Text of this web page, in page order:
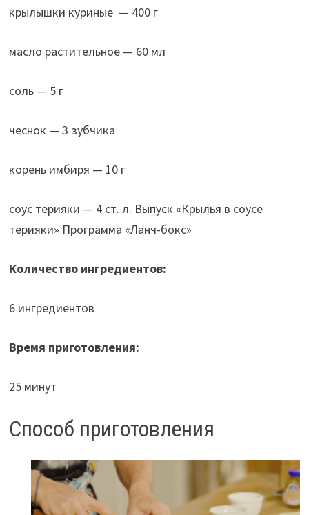
крылышки куриные — 400 г
масло растительное — 60 мл
соль — 5 г
чеснок — 3 зубчика
корень имбиря — 10 г
соус терияки — 4 ст. л. Выпуск «Крылья в соусе
терияки» Программа «Ланч-бокс»
Количество ингредиентов:
6 ингредиентов
Время приготовления:
25 минут
Способ приготовления